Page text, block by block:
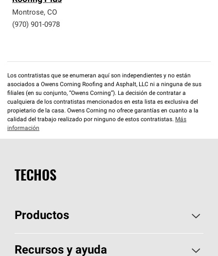
Montrose, CO
(970) 901-0978
Los contratistas que se enumeran aquí son independientes y no están
asociados a Owens Corning Roofing and Asphalt, LLC ni a ninguna de sus
filiales (en su conjunto, “Owens Corning”). La decisión de contratar a
cualquiera de los contratistas mencionados en esta lista es exclusiva del
propietario de la casa. Owens Corning no ofrece garantías en cuanto a la
calidad del trabajo realizado por ninguno de estos contratistas. Más
información
TECHOS
Productos
Elija sus tejas
Recursos y ayuda